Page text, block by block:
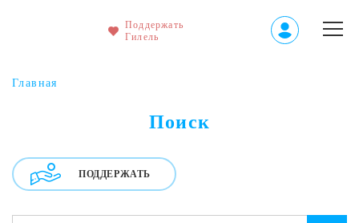
Поддержать
Гилель
Главная
Поиск
ПОДДЕРЖАТЬ